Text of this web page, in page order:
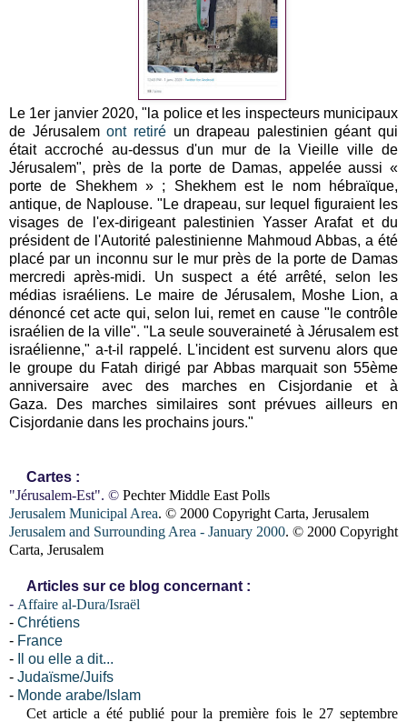
Le 1er janvier 2020, "la police et les inspecteurs municipaux
de Jérusalemont retiréun drapeau palestinien géant qui
était accroché au-dessus d'un mur de la Vieille ville de
Jérusalem", près de la porte de Damas, appelée aussi «
porte de Shekhem » ; Shekhem est le nom hébraïque,
antique, de Naplouse. " Le drapeau, sur lequel figuraient les
visages de l'ex-dirigeant palestinien Yasser Arafat et du
président de l'Autorité palestinienne Mahmoud Abbas, a été
placé par un inconnu sur le mur près de la porte de Damas
mercredi après-midi. Un suspect a été arrêté, selon les
médias israéliens.
Le maire de Jérusalem, Moshe Lion, a
dénoncé cet acte qui, selon lui, remet en cause "le contrôle
israélien de la ville". "La seule souveraineté à Jérusalem est
israélienne," a-t-il rappelé. L'incident est survenu alors que
le groupe du Fatah dirigé par Abbas marquait son 55ème
anniversaire avec des marches en Cisjordanie et à
Gaza.
Des marches similaires sont prévues ailleurs en
Cisjordanie dans les prochains jours."
Cartes :
"Jérusalem-Est". © Pechter Middle East Polls
Jerusalem Municipal Area. © 2000 Copyright Carta, Jerusalem
Jerusalem and Surrounding Area - January 2000. © 2000 Copyright
Carta, Jerusalem
Articles sur ce blog concernant :
- Affaire al-Dura/Israël
- Chrétiens
- France
-
Il ou elle a dit...
- Judaïsme/Juifs
- Monde arabe/Islam
Cet article a été publié pour la première fois le 27 septembre